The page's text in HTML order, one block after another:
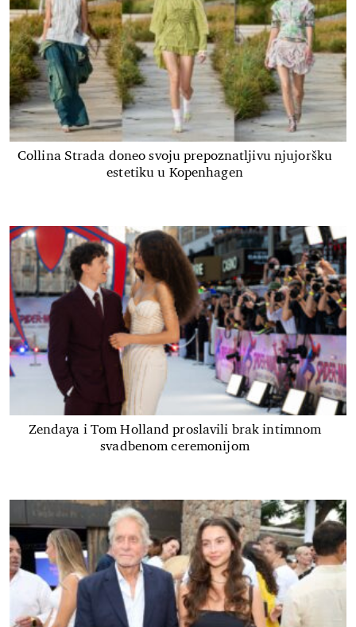
Collina Strada doneo svoju prepoznatljivu njujoršku
estetiku u Kopenhagen
Zendaya i Tom Holland proslavili brak intimnom
svadbenom ceremonijom